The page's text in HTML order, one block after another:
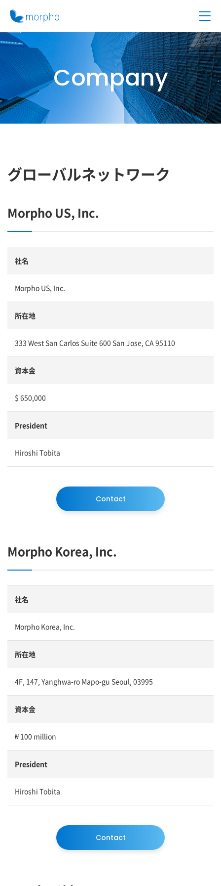
Company
グローバルネットワーク
Morpho US, Inc.
社名
Morpho US, Inc.
所在地
333 West San Carlos Suite 600 San Jose, CA 95110
資本金
$ 650,000
President
Hiroshi Tobita
Contact
Morpho Korea, Inc.
社名
Morpho Korea, Inc.
所在地
4F, 147, Yanghwa-ro Mapo-gu Seoul, 03995
資本金
₩ 100 million
President
Hiroshi Tobita
Contact